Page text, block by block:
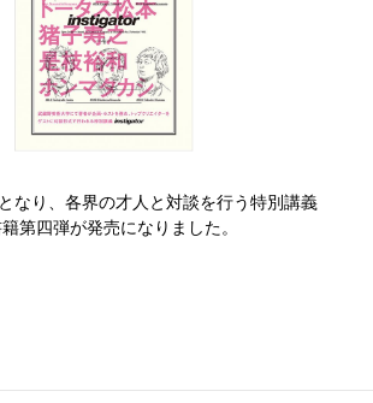
なり、各界の才人と対談を行う特別講義
第四弾が発売になりました。